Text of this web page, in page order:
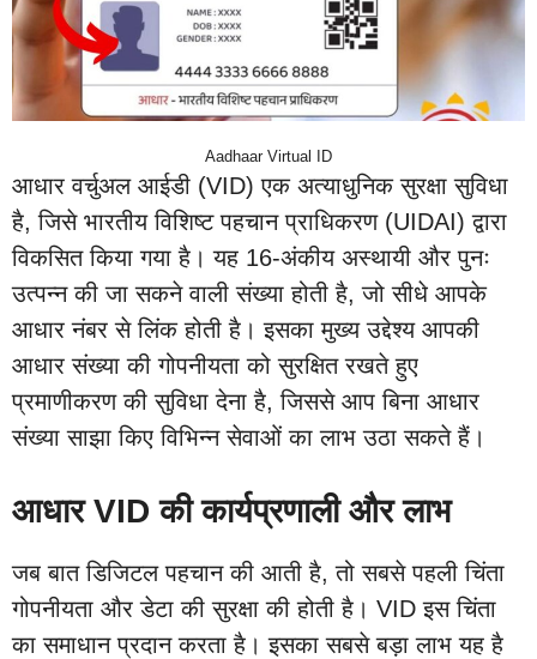
Aadhaar Virtual ID
आधार वर्चुअल आईडी (VID) एक अत्याधुनिक सुरक्षा सुविधा
है, जिसे भारतीय विशिष्ट पहचान प्राधिकरण (UIDAI) द्वारा
विकसित किया गया है। यह 16-अंकीय अस्थायी और पुनः
उत्पन्न की जा सकने वाली संख्या होती है, जो सीधे आपके
आधार नंबर से लिंक होती है। इसका मुख्य उद्देश्य आपकी
आधार संख्या की गोपनीयता को सुरक्षित रखते हुए
प्रमाणीकरण की सुविधा देना है, जिससे आप बिना आधार
संख्या साझा किए विभिन्न सेवाओं का लाभ उठा सकते हैं।
आधार VID की कार्यप्रणाली और लाभ
जब बात डिजिटल पहचान की आती है, तो सबसे पहली चिंता
गोपनीयता और डेटा की सुरक्षा की होती है। VID इस चिंता
का समाधान प्रदान करता है। इसका सबसे बड़ा लाभ यह है